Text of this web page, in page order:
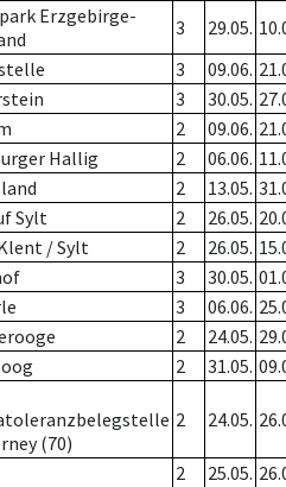
Erzgebirge-
3 29.05.
3 09.06.
3 30.05.
2 09.06.
Hallig 2 06.06.
2 13.05.
Sylt 2 26.05.
/ Sylt 2 26.05.
3 30.05.
3 06.06.
2 24.05.
2 31.05.
(70)
2 24.05.
2 25.05.